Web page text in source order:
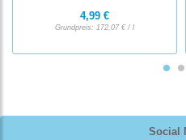
Social
4,99 €
Grundpreis: 172,07 € / l